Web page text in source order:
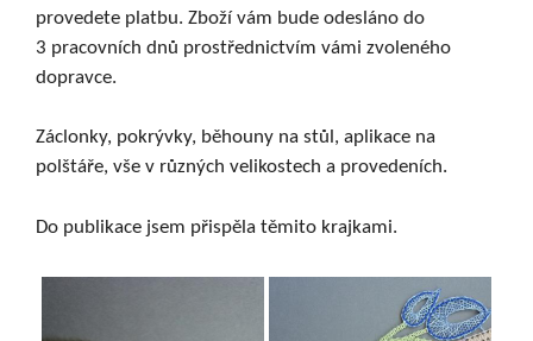
provedete platbu. Zboží vám bude odesláno do
3 pracovních dnů prostřednictvím vámi zvoleného
dopravce.
Záclonky, pokrývky, běhouny na stůl, aplikace na
polštáře, vše v různých velikostech a provedeních.
Do publikace jsem přispěla těmito krajkami.